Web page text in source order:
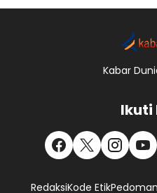
Kabar
Ikuti
RedaksiKode Etik